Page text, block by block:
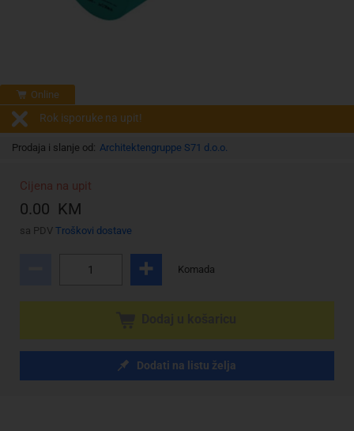
Online
Rok isporuke na upit!
Prodaja i slanje od: Architektengruppe S71 d.o.o.
Cijena na upit
0.00 KM
sa PDV Troškovi dostave
Komada
Dodati na listu želja